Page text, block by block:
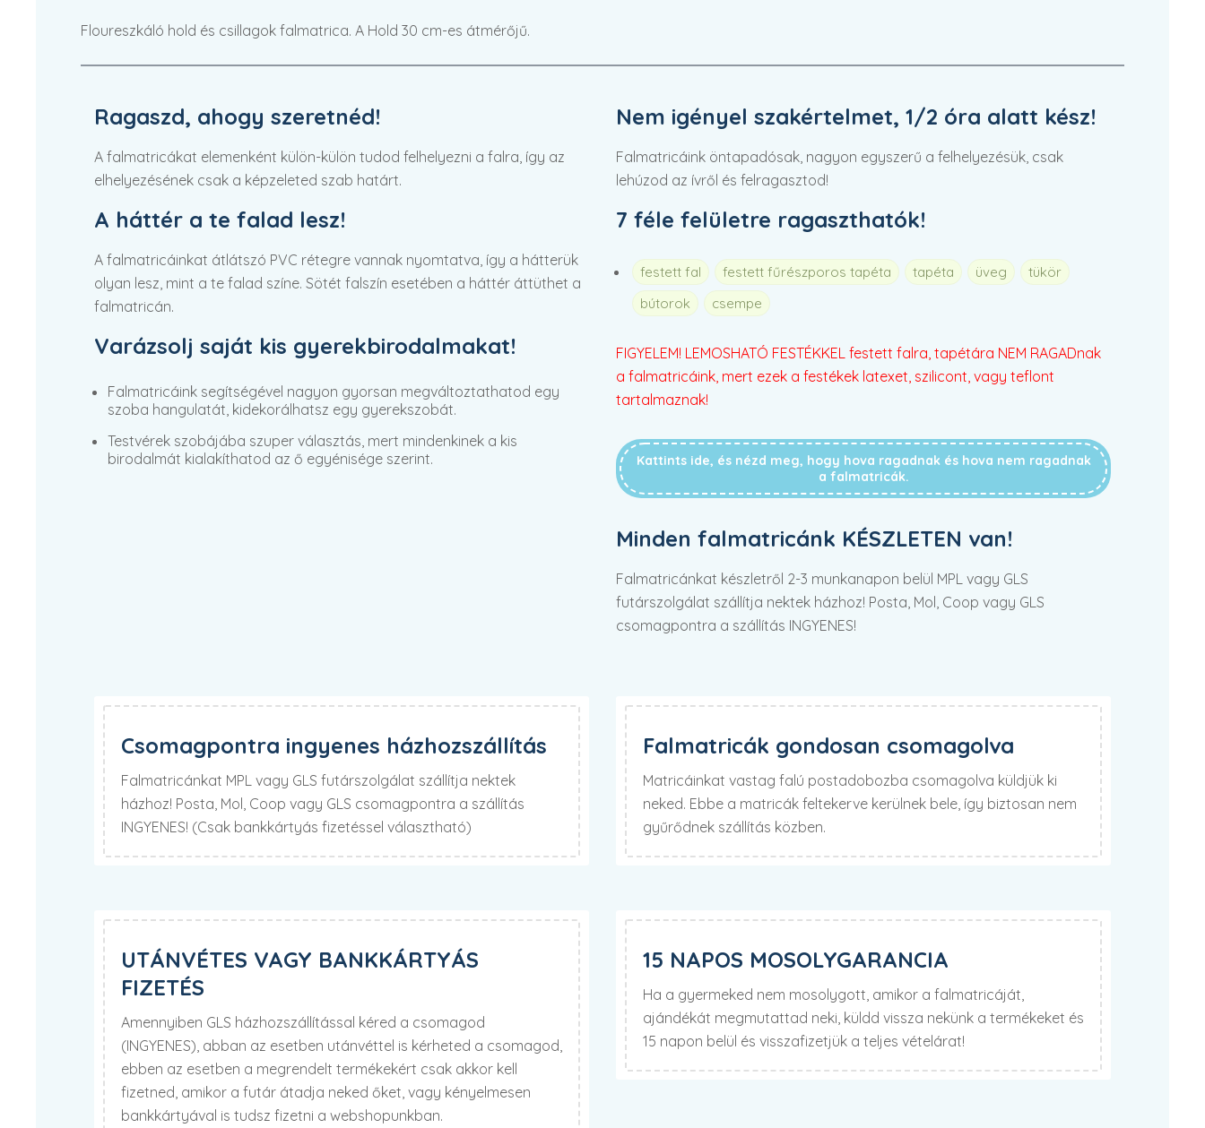
Floureszkáló hold és csillagok falmatrica. A Hold 30 cm-es átmérőjű.
Ragaszd, ahogy szeretnéd!
A falmatricákat elemenként külön-külön tudod felhelyezni a falra, így az
elhelyezésének csak a képzeleted szab határt.
A háttér a te falad lesz!
A falmatricáinkat átlátszó PVC rétegre vannak nyomtatva, így a hátterük
olyan lesz, mint a te falad színe. Sötét falszín esetében a háttér áttüthet a
falmatricán.
Varázsolj saját kis gyerekbirodalmakat!
Falmatricáink segítségével nagyon gyorsan megváltoztathatod egy
szoba hangulatát, kidekorálhatsz egy gyerekszobát.
Testvérek szobájába szuper választás, mert mindenkinek a kis
birodalmát kialakíthatod az ő egyénisége szerint.
Nem igényel szakértelmet, 1/2 óra alatt kész!
Falmatricáink öntapadósak, nagyon egyszerű a felhelyezésük, csak
lehúzod az ívről és felragasztod!
7 féle felületre ragaszthatók!
festett fal festett fűrészporos tapéta tapéta üveg
tükör
bútorok
csempe
FIGYELEM! LEMOSHATÓ FESTÉKKEL festett falra, tapétára NEM RAGADnak
a falmatricáink, mert ezek a festékek latexet, szilicont, vagy teflont
tartalmaznak!
Kattints ide, és nézd meg, hogy hova ragadnak és hova nem ragadnak
a falmatricák.
Minden falmatricánk KÉSZLETEN van!
Falmatricánkat készletről 2-3 munkanapon belül MPL vagy GLS
futárszolgálat szállítja nektek házhoz! Posta, Mol, Coop vagy GLS
csomagpontra a szállítás INGYENES!
Csomagpontra ingyenes házhozszállítás
Falmatricánkat MPL vagy GLS futárszolgálat szállítja nektek
házhoz! Posta, Mol, Coop vagy GLS csomagpontra a szállítás
INGYENES! (Csak bankkártyás fizetéssel választható)
Falmatricák gondosan csomagolva
Matricáinkat vastag falú postadobozba csomagolva küldjük ki
neked. Ebbe a matricák feltekerve kerülnek bele, így biztosan nem
gyűrődnek szállítás közben.
UTÁNVÉTES VAGY BANKKÁRTYÁS
FIZETÉS
Amennyiben GLS házhozszállítással kéred a csomagod
(INGYENES), abban az esetben utánvéttel is kérheted a csomagod,
ebben az esetben a megrendelt termékekért csak akkor kell
fizetned, amikor a futár átadja neked őket, vagy kényelmesen
bankkártyával is tudsz fizetni a webshopunkban.
15 NAPOS MOSOLYGARANCIA
Ha a gyermeked nem mosolygott, amikor a falmatricáját,
ajándékát megmutattad neki, küldd vissza nekünk a termékeket és
15 napon belül és visszafizetjük a teljes vételárat!